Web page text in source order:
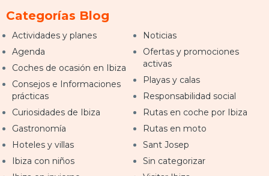
Categorías Blog
Actividades y planes
Agenda
Coches de ocasión en Ibiza
Consejos e Informaciones
prácticas
Curiosidades de Ibiza
Gastronomía
Hoteles y villas
Ibiza con niños
Noticias
Ofertas y promociones
activas
Playas y calas
Responsabilidad social
Rutas en coche por Ibiza
Rutas en moto
Sant Josep
Sin categorizar